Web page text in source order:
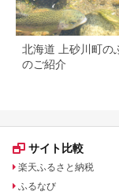
北海道 上砂川町の
のご紹介
サイト比較
楽天ふるさと納税
ふるなび